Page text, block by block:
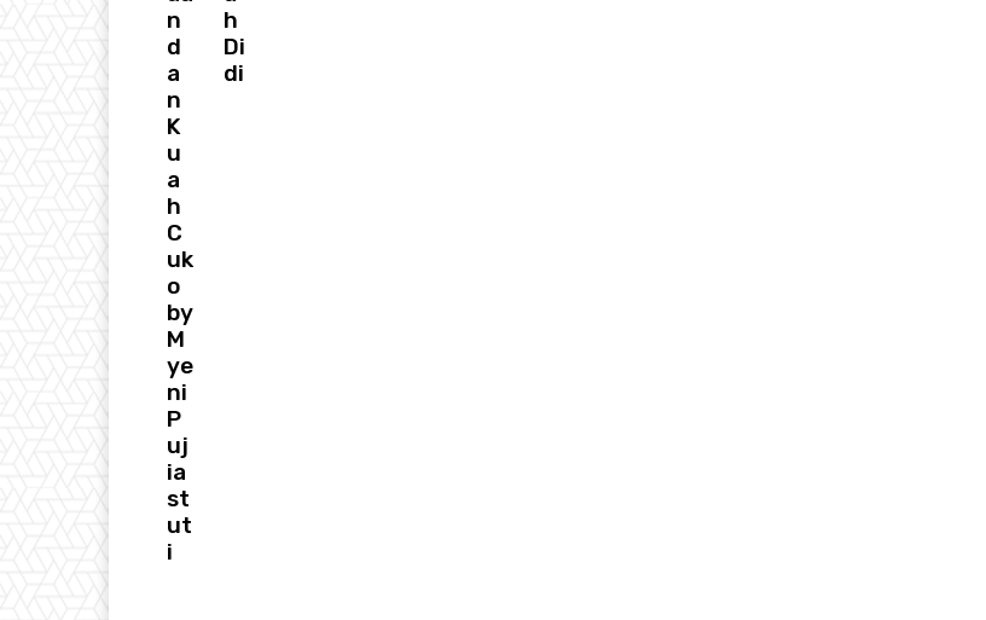
n
d
a
n
K
u
a
h
C
uk
o
by
M
ye
ni
P
uj
ia
st
ut
i
h
Di
di